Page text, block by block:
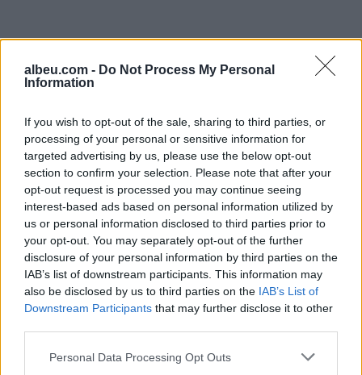
albeu.com - Do Not Process My Personal
Information
If you wish to opt-out of the sale, sharing to third parties, or
processing of your personal or sensitive information for
targeted advertising by us, please use the below opt-out
section to confirm your selection. Please note that after your
opt-out request is processed you may continue seeing
interest-based ads based on personal information utilized by
us or personal information disclosed to third parties prior to
your opt-out. You may separately opt-out of the further
disclosure of your personal information by third parties on the
IAB’s list of downstream participants. This information may
also be disclosed by us to third parties on the IAB’s List of
Downstream Participants that may further disclose it to other
Personal Data Processing Opt Outs
Shtuarmë31.07.2024 13:49
Tags:
2 vrasje , masakra e bradasheshit ,
megaoperacioni i SPAK , zbardh